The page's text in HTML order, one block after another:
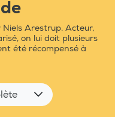
Niels Arestrup. Acteur,
on lui doit plusieurs
été récompensé à